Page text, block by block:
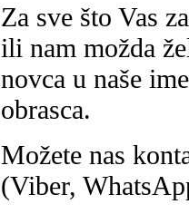
Za sve što Vas
ili nam možda
novca u naše
obrasca.
Možete nas
(Viber,